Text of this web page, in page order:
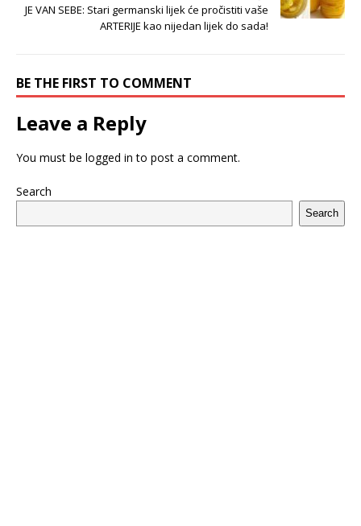
JE VAN SEBE: Stari germanski lijek će pročistiti vaše
ARTERIJE kao nijedan lijek do sada!
BE THE FIRST TO COMMENT
Leave a Reply
You must be logged in to post a comment.
Search
Search